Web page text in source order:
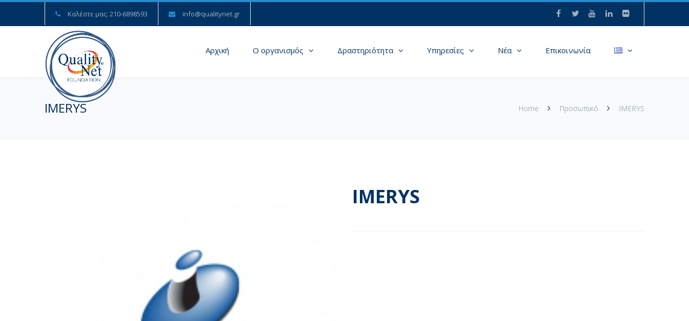
Καλέστε μας: 210-6898593 info@qualitynet.gr
Αρχική Ο οργανισμός Δραστηριότητα Υπηρεσίες Νέα Επικοινωνία
IMERYS Home Προσωπικό IMERYS
IMERYS